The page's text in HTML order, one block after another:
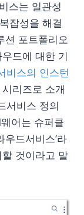
스는 일관성
잡성을 해결
션 포트폴리오
드에 대한 기
비스의 인스턴
리즈로 소개
서비스 정의
어는 슈퍼클
우드서비스’라
것이라고 말